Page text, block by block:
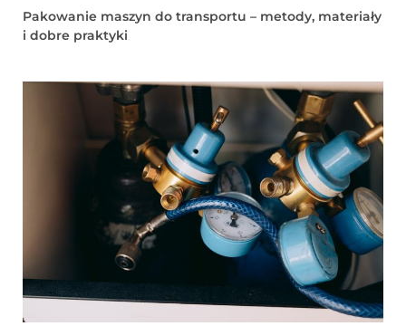
Pakowanie maszyn do transportu – metody, materiały
i dobre praktyki